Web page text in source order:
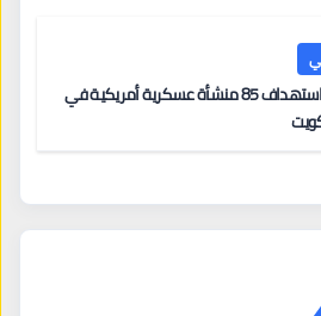
إيران تؤكد استهداف 85 منشأة عسكرية أمريكية في